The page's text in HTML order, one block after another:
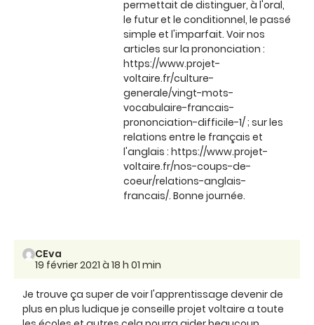
permettait de distinguer, à l'oral,
le futur et le conditionnel, le passé
simple et l'imparfait. Voir nos
articles sur la prononciation :
https://www.projet-
voltaire.fr/culture-
generale/vingt-mots-
vocabulaire-francais-
prononciation-difficile-1/ ; sur les
relations entre le français et
l'anglais : https://www.projet-
voltaire.fr/nos-coups-de-
coeur/relations-anglais-
francais/. Bonne journée.
CEva
19 février 2021 à 18 h 01 min
Je trouve ça super de voir l'apprentissage devenir de
plus en plus ludique je conseille projet voltaire a toute